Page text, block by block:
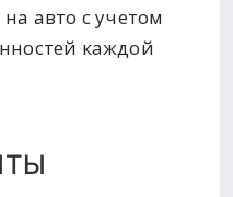
авто с учетом
каждой